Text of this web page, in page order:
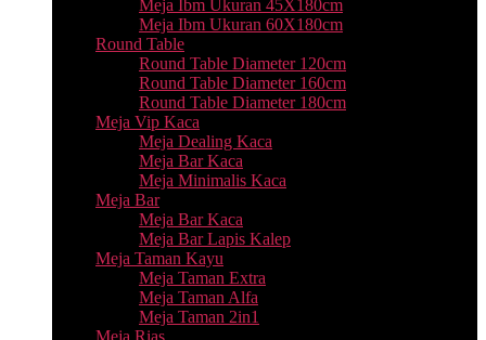
Meja Ibm Ukuran 45X180cm
Meja Ibm Ukuran 60X180cm
Round Table
Round Table Diameter 120cm
Round Table Diameter 160cm
Round Table Diameter 180cm
Meja Vip Kaca
Meja Dealing Kaca
Meja Bar Kaca
Meja Minimalis Kaca
Meja Bar
Meja Bar Kaca
Meja Bar Lapis Kalep
Meja Taman Kayu
Meja Taman Extra
Meja Taman Alfa
Meja Taman 2in1
Meja Rias